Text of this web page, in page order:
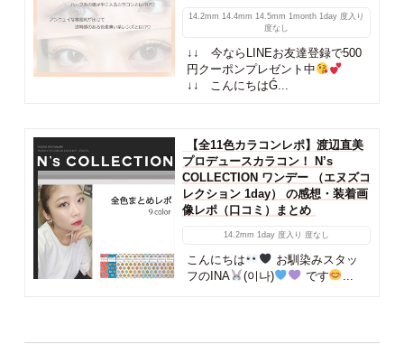
14.2mm 14.4mm 14.5mm 1month 1day 度入り
度なし
↓↓ 今ならLINEお友達登録で500
円クーポンプレゼント中
↓↓ こんにちはǴ...
【全11色カラコンレポ】渡辺直美
プロデュースカラコン！ N’s
COLLECTION ワンデー （エヌズコ
レクション 1day） の感想・装着画
像レポ（口コミ）まとめ
14.2mm 1day 度入り 度なし
こんにちは
お馴染みスタッ
フのINA
(이나) です ...